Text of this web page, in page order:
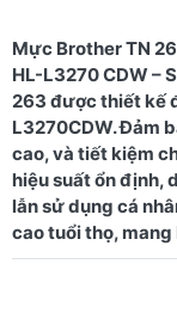
Mực Brother TN
HL-L3270 CDW –
263 được thiết kế
L3270CDW. Đảm
cao, và tiết kiệm
hiệu suất ổn định,
lẫn sử dụng cá